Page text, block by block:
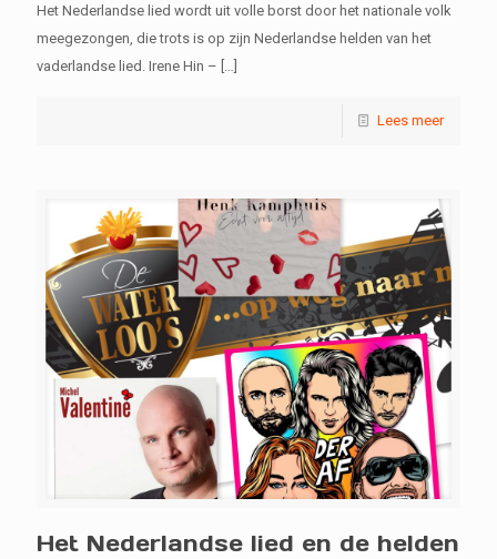
Het Nederlandse lied wordt uit volle borst door het nationale volk
meegezongen, die trots is op zijn Nederlandse helden van het
vaderlandse lied. Irene Hin – […]
Lees meer
Het Nederlandse lied en de helden